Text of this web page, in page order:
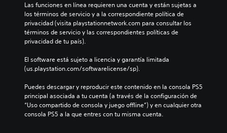
Las funciones en línea requieren una cuenta y están sujetas a
los términos de servicio y a la correspondiente política de
privacidad (visita playstationnetwork.com para consultar los
términos de servicio y las correspondientes políticas de
privacidad de tu país).
El software está sujeto a licencia y garantía limitada
(us.playstation.com/softwarelicense/sp).
Puedes descargar y reproducir este contenido en la consola PS5
principal asociada a tu cuenta (a través de la configuración de
“Uso compartido de consola y juego offline”) y en cualquier otra
consola PS5 a la que entres con tu misma cuenta.